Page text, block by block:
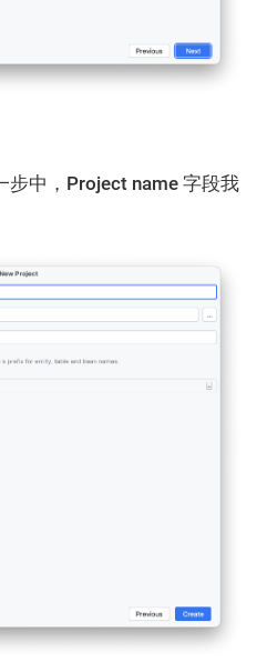
步中， Project name 字段我